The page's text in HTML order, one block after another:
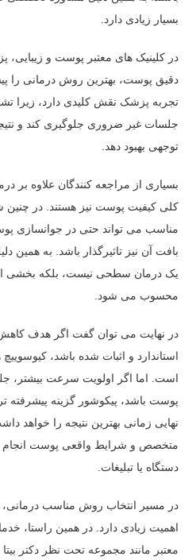
بسیار زیادی دارد.
در کلینیک های معتبر پوست و
دقیق پوست، بهترین روش درمانی را
تجربه پزشک نقش کلیدی دارد، زیرا
جلسات غیر ضروری جلوگیری کند و
توجهی بهبود دهد.
بسیاری از مراجعه کنندگان علاوه بر
کلی کیفیت پوست نیز هستند. در چنین
مناسب می تواند حتی در جوانسازی
بافت آن نیز تاثیرگذار باشد. به همین
یک درمان سطحی نیست، بلکه بخشی از
محسوب می شود.
در نهایت می توان گفت اگر هدف
استاندارد و اثبات شده باشد،
است. اما اگر اولویت سرعت بیشتر،
پوست باشد، پیکوشور گزینه
نهایی زمانی بهترین نتیجه را
متخصص و شرایط واقعی پوست انجام
دستگاه یا تبلیغات.
در مسیر انتخاب روش مناسب درمانی،
اهمیت زیادی دارد. در همین راستا،
معتبر مانند مجموعه تحت نظر دکتر